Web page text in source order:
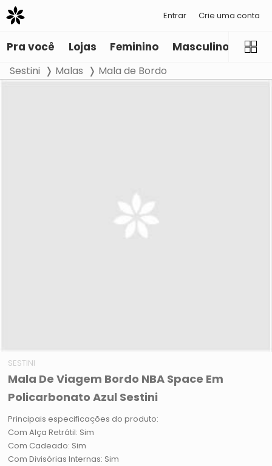
Entrar Crie uma conta
Pra você Lojas Feminino Masculino
Sestini Malas Mala de Bordo
SESTINI
Mala De Viagem Bordo NBA Space Em
Policarbonato Azul Sestini
Principais especificações do produto:
Com Alça Retrátil: Sim
Com Cadeado: Sim
Com Divisórias Internas: Sim